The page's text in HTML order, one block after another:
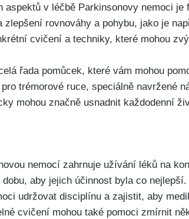
v léčbě Parkinsonovy nemoci je
rovnováhy a pohybu, jako je
cvičení a techniky, které mohou
řada pomůcek, které vám mohou
trémorové ruce, speciálně navržené
mohou značně usnadnit každodenní
nemocí zahrnuje užívání léků na
aby jejich účinnost byla co
udržovat disciplínu a zajistit, aby
cvičení mohou také pomoci zmírnit